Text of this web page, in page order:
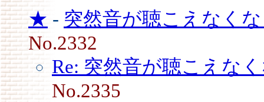
★ - 突然音が聴こえなく
No.2332
Re: 突然音が聴こえな
No.2335